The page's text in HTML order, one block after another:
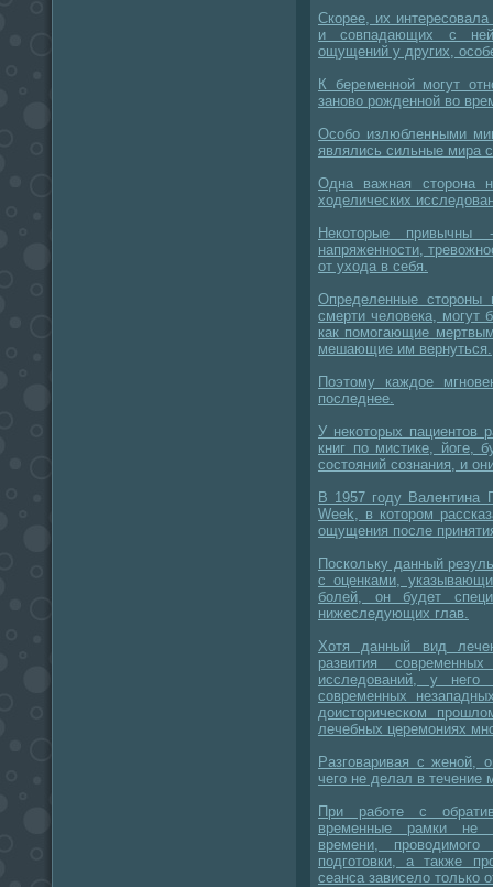
Скорее, их
и совпадающих с ней
ощущений у других,
К беременной могут
заново рожденной во
Особо излюбленными
являлись сильные мира
Одна важная сторона
ходелических
Некоторые привычны
напряженности,
от ухода в себя.
Определенные стороны
смерти человека, могут
как помогающие
мешающие им вернуться.
Поэтому каждое
последнее.
У некоторых пациентов
книг по мистике, йоге,
состояний сознания, и
В 1957 году Валентина
Week, в котором
ощущения после
Поскольку данный
с оценками,
болей, он будет
нижеследующих глав.
Хотя данный вид
развития
исследований, у него
современных
доисторическом
лечебных церемониях
Разговаривая с женой,
чего не делал в течение
При работе с
временные рамки не
времени,
подготовки, а также
сеанса зависело только